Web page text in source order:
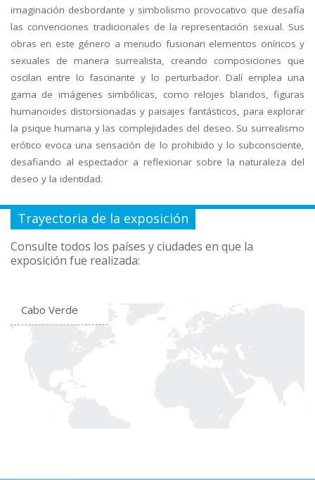
imaginación desbordante y simbolismo provocativo que desafía
las convenciones tradicionales de la representación sexual. Sus
obras en este género a menudo fusionan elementos oníricos y
sexuales de manera surrealista, creando composiciones que
oscilan entre lo fascinante y lo perturbador. Dalí emplea una
gama de imágenes simbólicas, como relojes blandos, figuras
humanoides distorsionadas y paisajes fantásticos, para explorar
la psique humana y las complejidades del deseo. Su surrealismo
erótico evoca una sensación de lo prohibido y lo subconsciente,
desafiando al espectador a reflexionar sobre la naturaleza del
deseo y la identidad.
Trayectoria de la exposición
Consulte todos los países y ciudades en que la
exposición fue realizada:
Cabo Verde